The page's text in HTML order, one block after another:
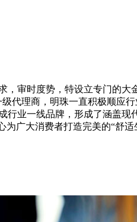
审时度势，特设立专门的
代理商，明珠一直积极顺应
行业一线品牌，形成了涵盖
广大消费者打造完美的“舒